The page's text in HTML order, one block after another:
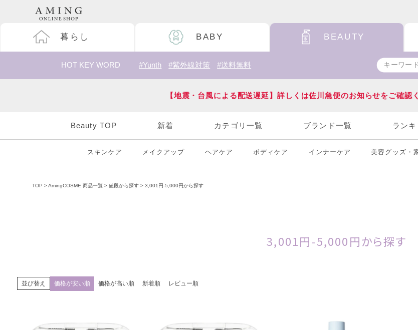
暮らし BABY BEAUTY
HOT KEY WORD #Yunth #紫外線対策 #送料無料
【地震・台風による配送遅延】詳しくは佐川急便のお知らせをご確認
Beauty TOP 新着 カテゴリ一覧 ブランド一覧 ラン
スキンケア メイクアップ ヘアケア ボディケア インナーケア 美容グッズ・
TOP AmingCOSME 商品一覧 値段から探す 3,001円-5,000円から探す
3,001円-5,000円から探す
並び替え 価格が安い順 価格が高い順 新着順 レビュー順